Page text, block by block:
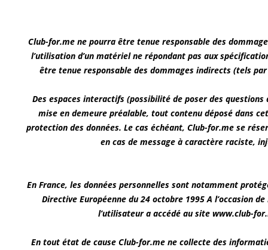
Club-for.me ne pourra être tenue responsable des
l’utilisation d’un matériel ne répondant pas aux
être tenue responsable des dommages indirects (tels
Des espaces interactifs (possibilité de poser des
mise en demeure préalable, tout contenu déposé dans
protection des données. Le cas échéant, Club-for.me se
en cas de message à caractère raciste,
En France, les données personnelles sont notamment
Directive Européenne du 24 octobre 1995 A l’occasion
l’utilisateur a accédé au site www.club-
En tout état de cause Club-for.me ne collecte des